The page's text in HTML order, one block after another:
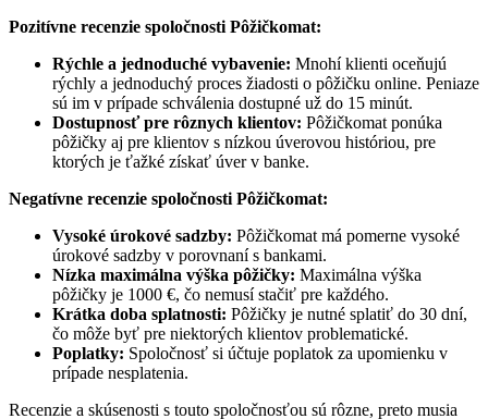
Pozitívne recenzie spoločnosti Pôžičkomat:
Rýchle a jednoduché vybavenie: Mnohí klienti oceňujú
rýchly a jednoduchý proces žiadosti o pôžičku online. Peniaze
sú im v prípade schválenia dostupné už do 15 minút.
Dostupnosť pre rôznych klientov: Pôžičkomat ponúka
pôžičky aj pre klientov s nízkou úverovou históriou, pre
ktorých je ťažké získať úver v banke.
Negatívne recenzie spoločnosti Pôžičkomat:
Vysoké úrokové sadzby: Pôžičkomat má pomerne vysoké
úrokové sadzby v porovnaní s bankami.
Nízka maximálna výška pôžičky: Maximálna výška
pôžičky je 1000 €, čo nemusí stačiť pre každého.
Krátka doba splatnosti: Pôžičky je nutné splatiť do 30 dní,
čo môže byť pre niektorých klientov problematické.
Poplatky: Spoločnosť si účtuje poplatok za upomienku v
prípade nesplatenia.
Recenzie a skúsenosti s touto spoločnosťou sú rôzne, preto musia